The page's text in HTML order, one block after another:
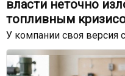
власти неточно
топливным
У компании своя версия